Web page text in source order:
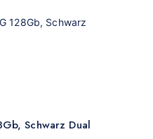
128Gb, Schwarz